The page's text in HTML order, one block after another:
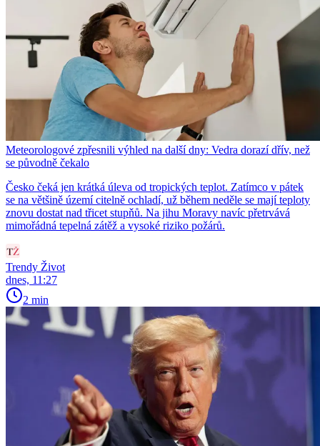
Meteorologové zpřesnili výhled na další dny: Vedra dorazí dřív, než
se původně čekalo
Česko čeká jen krátká úleva od tropických teplot. Zatímco v pátek
se na většině území citelně ochladí, už během neděle se mají teploty
znovu dostat nad třicet stupňů. Na jihu Moravy navíc přetrvává
mimořádná tepelná zátěž a vysoké riziko požárů.
Trendy Život
dnes, 11:27
2 min